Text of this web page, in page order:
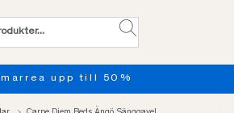
upp till 50%